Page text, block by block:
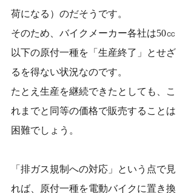
荷になる）のだそうです。
そのため、バイクメーカー各社は50㏄
以下の原付一種を「生産終了」とせざ
るを得ない状況なのです。
たとえ生産を継続できたとしても、こ
れまでと同等の価格で販売することは
困難でしょう。
「排ガス規制への対応」という点で見
れば、原付一種を電動バイクに置き換